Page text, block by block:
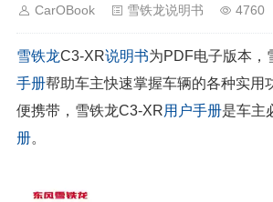
CarOBook 雪铁龙说明书 4760
雪铁龙C3-XR说明书为PDF电子版本，
手册帮助车主快速掌握车辆的各种实用
便携带，雪铁龙C3-XR用户手册是车主
册。